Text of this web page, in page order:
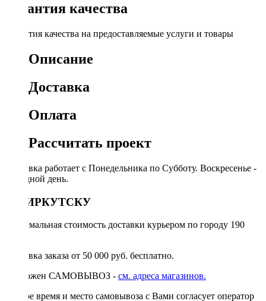
Гарантия качества
Гарантия качества на предоставляемые услуги и товары
Описание
Доставка
Оплата
Рассчитать проект
Доставка работает с Понедельника по Субботу. Воскресенье -
выходной день.
ПО ИРКУТСКУ
Минимальная стоимость доставки курьером по городу 190
Доставка заказа от 50 000 руб. бесплатно.
Возможен САМОВЫВОЗ - см. адреса магазинов.
Точное время и место самовывоза с Вами согласует оператор